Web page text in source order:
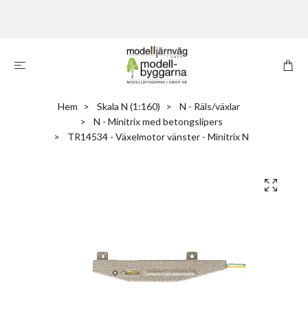
Hem Skala N (1:160)
N - Räls/växlar
N - Minitrix med betongslipers
TR14534 - Växelmotor vänster - Minitrix N